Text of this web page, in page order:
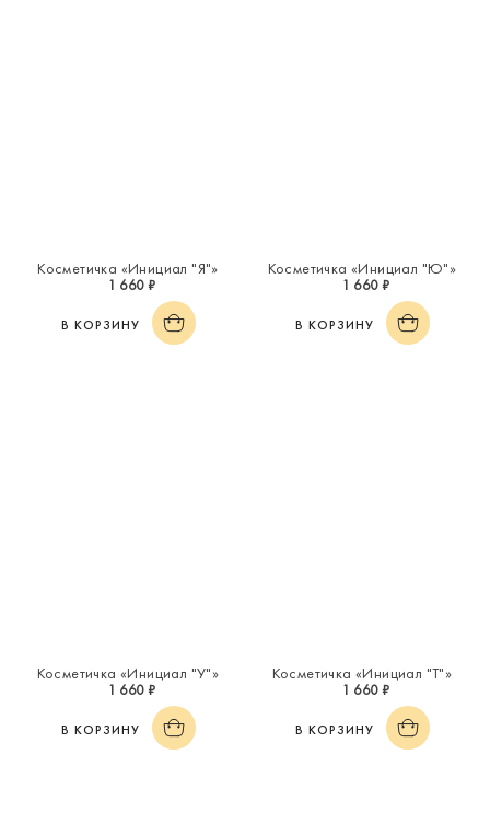
Косметичка «Инициал "Я"»
1 660 ₽
В КОРЗИНУ
Косметичка «Инициал "Ю"»
1 660 ₽
В КОРЗИНУ
Косметичка «Инициал "У"»
1 660 ₽
В КОРЗИНУ
Косметичка «Инициал "Т"»
1 660 ₽
В КОРЗИНУ